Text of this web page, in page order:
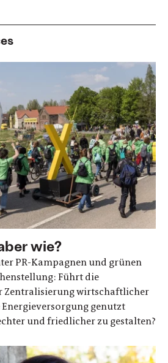
wie?
PR-Kampagnen und grünen
Führt die
Zentralisierung wirtschaftlicher
genutzt
und friedlicher zu gestalten?